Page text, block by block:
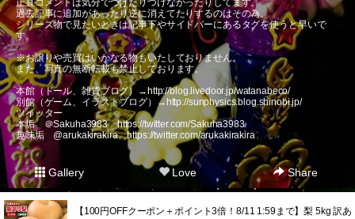
正直コメントは気分でつけたりつけなかったりしてます。
過去記事に追加があったり逆に消えてたりするのはその為。
シリーズ物で見たいときは記事下やサイドバーにあるタグを使うと早いで
す。
※お譲りや売買はいかなる物もいたしておりません。
また、写真の無断転載も禁止しております。
本館（ドール、雑貨ブログ）→ http://blog.livedoor.jp/watanabeco/
別館（ゲーム、イラストブログ）→ http://sunphysics.blog.shinobi.jp/
ツイッター
本垢 ＠Sakuha3983https://twitter.com/Sakuha3983
趣味垢 @arukakirakirahttps://twitter.com/arukakirakira
Gallery Love Share
【100円OFFクーポン＋ポイント3倍！8/11 1:59まで】梨 5kg 訳あ